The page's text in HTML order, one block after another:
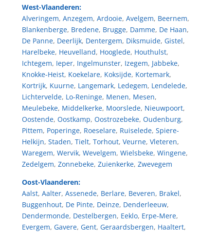
West-Vlaanderen:
Alveringem, Anzegem, Ardooie, Avelgem, Beernem,
Blankenberge, Bredene, Brugge, Damme, De Haan,
De Panne, Deerlijk, Dentergem, Diksmuide, Gistel,
Harelbeke, Heuvelland, Hooglede, Houthulst,
Ichtegem, Ieper, Ingelmunster, Izegem, Jabbeke,
Knokke-Heist, Koekelare, Koksijde, Kortemark,
Kortrijk, Kuurne, Langemark, Ledegem, Lendelede,
Lichtervelde, Lo-Reninge, Menen, Mesen,
Meulebeke, Middelkerke, Moorslede, Nieuwpoort,
Oostende, Oostkamp, Oostrozebeke, Oudenburg,
Pittem, Poperinge, Roeselare, Ruiselede, Spiere-
Helkijn, Staden, Tielt, Torhout, Veurne, Vleteren,
Waregem, Wervik, Wevelgem, Wielsbeke, Wingene,
Zedelgem, Zonnebeke, Zuienkerke, Zwevegem
Oost-Vlaanderen:
Aalst, Aalter, Assenede, Berlare, Beveren, Brakel,
Buggenhout, De Pinte, Deinze, Denderleeuw,
Dendermonde, Destelbergen, Eeklo, Erpe-Mere,
Evergem, Gavere, Gent, Geraardsbergen, Haaltert,